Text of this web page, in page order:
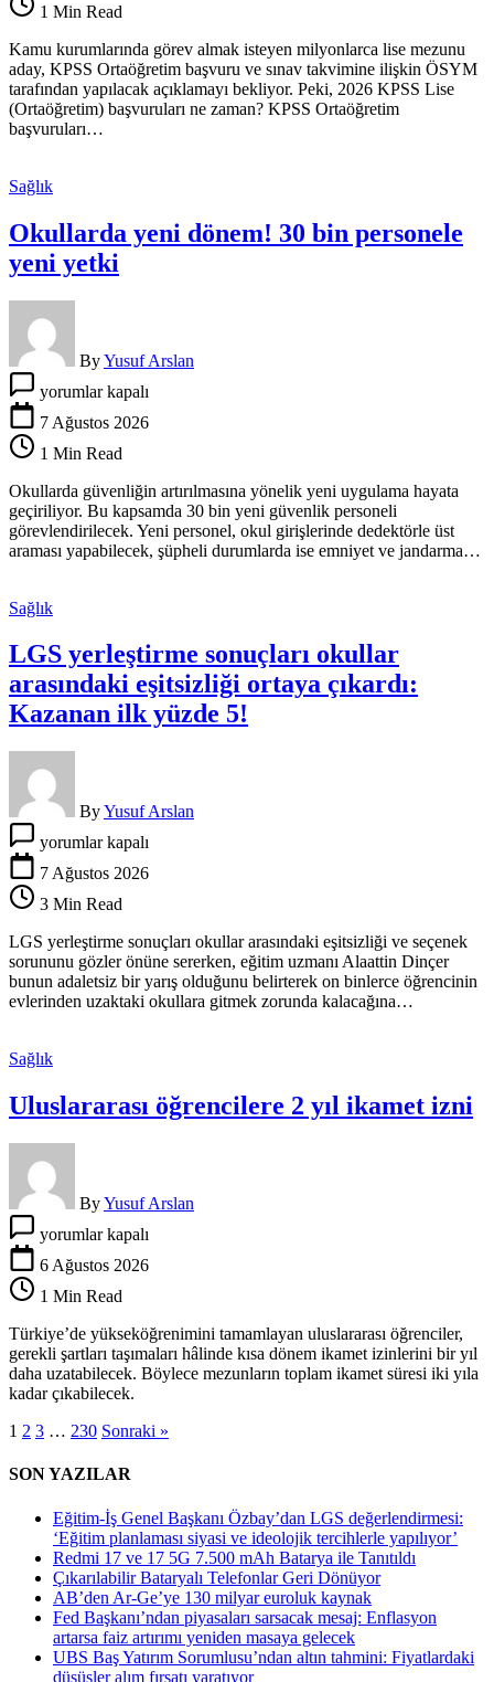
başvuruları
zaman?
KPSS
Ortaöğretim
başvuruları
nasıl
nereden
yapılır?
1 Min Read
Kamu kurumlarında görev almak isteyen milyonlarca lise mezunu
aday, KPSS Ortaöğretim başvuru ve sınav takvimine ilişkin ÖSYM
tarafından yapılacak açıklamayı bekliyor. Peki, 2026 KPSS Lise
(Ortaöğretim) başvuruları ne zaman? KPSS Ortaöğretim
başvuruları…
Sağlık
Okullarda yeni dönem! 30 bin personele
yeni yetki
ByYusuf Arslan
yeni
dönem!
bin
yeni
yetki
için
yorumlar kapalı
7 Ağustos 2026
1 Min Read
Okullarda güvenliğin artırılmasına yönelik yeni uygulama hayata
geçiriliyor. Bu kapsamda 30 bin yeni güvenlik personeli
görevlendirilecek. Yeni personel, okul girişlerinde dedektörle üst
araması yapabilecek, şüpheli durumlarda ise emniyet ve jandarma…
Sağlık
LGS yerleştirme sonuçları okullar
arasındaki eşitsizliği ortaya çıkardı:
Kazanan ilk yüzde 5!
ByYusuf Arslan
yerleştirme
sonuçları
arasındaki
ortaya
çıkardı:
Kazanan
ilk
5!
için
yorumlar kapalı
7 Ağustos 2026
3 Min Read
LGS yerleştirme sonuçları okullar arasındaki eşitsizliği ve seçenek
sorununu gözler önüne sererken, eğitim uzmanı Alaattin Dinçer
bunun adaletsiz bir yarış olduğunu belirterek on binlerce öğrencinin
evlerinden uzaktaki okullara gitmek zorunda kalacağına…
Sağlık
Uluslararası öğrencilere 2 yıl ikamet izni
ByYusuf Arslan
öğrencilere
2
ikamet
için
yorumlar kapalı
6 Ağustos 2026
1 Min Read
Türkiye’de yükseköğrenimini tamamlayan uluslararası öğrenciler,
gerekli şartları taşımaları hâlinde kısa dönem ikamet izinlerini bir yıl
daha uzatabilecek. Böylece mezunların toplam ikamet süresi iki yıla
kadar çıkabilecek.
1 2 3 … 230 Sonraki »
SON YAZILAR
Eğitim-İş Genel Başkanı Özbay’dan LGS değerlendirmesi:
‘Eğitim planlaması siyasi ve ideolojik tercihlerle yapılıyor’
Redmi 17 ve 17 5G 7.500 mAh Batarya ile Tanıtıldı
Çıkarılabilir Bataryalı Telefonlar Geri Dönüyor
AB’den Ar-Ge’ye 130 milyar euroluk kaynak
Fed Başkanı’ndan piyasaları sarsacak mesaj: Enflasyon
artarsa faiz artırımı yeniden masaya gelecek
UBS Baş Yatırım Sorumlusu’ndan altın tahmini: Fiyatlardaki
düşüşler alım fırsatı yaratıyor